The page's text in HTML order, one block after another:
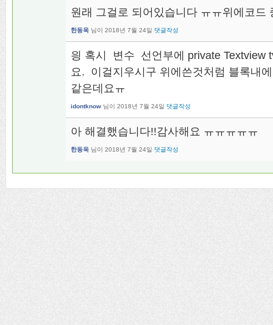
원래 그걸로 되어있습니다 ㅠㅠ위에코드
한동욱 님이 2018년 7월 24일 댓글작성
읭 혹시 변수 선언부에 private Textview
요. 이걸지우시구 위에쓴것처럼 블록내
같은데요ㅠ
idontknow 님이 2018년 7월 24일 댓글작성
아 해결했습니다!!감사해요 ㅠㅠㅠㅠㅠ
한동욱 님이 2018년 7월 24일 댓글작성